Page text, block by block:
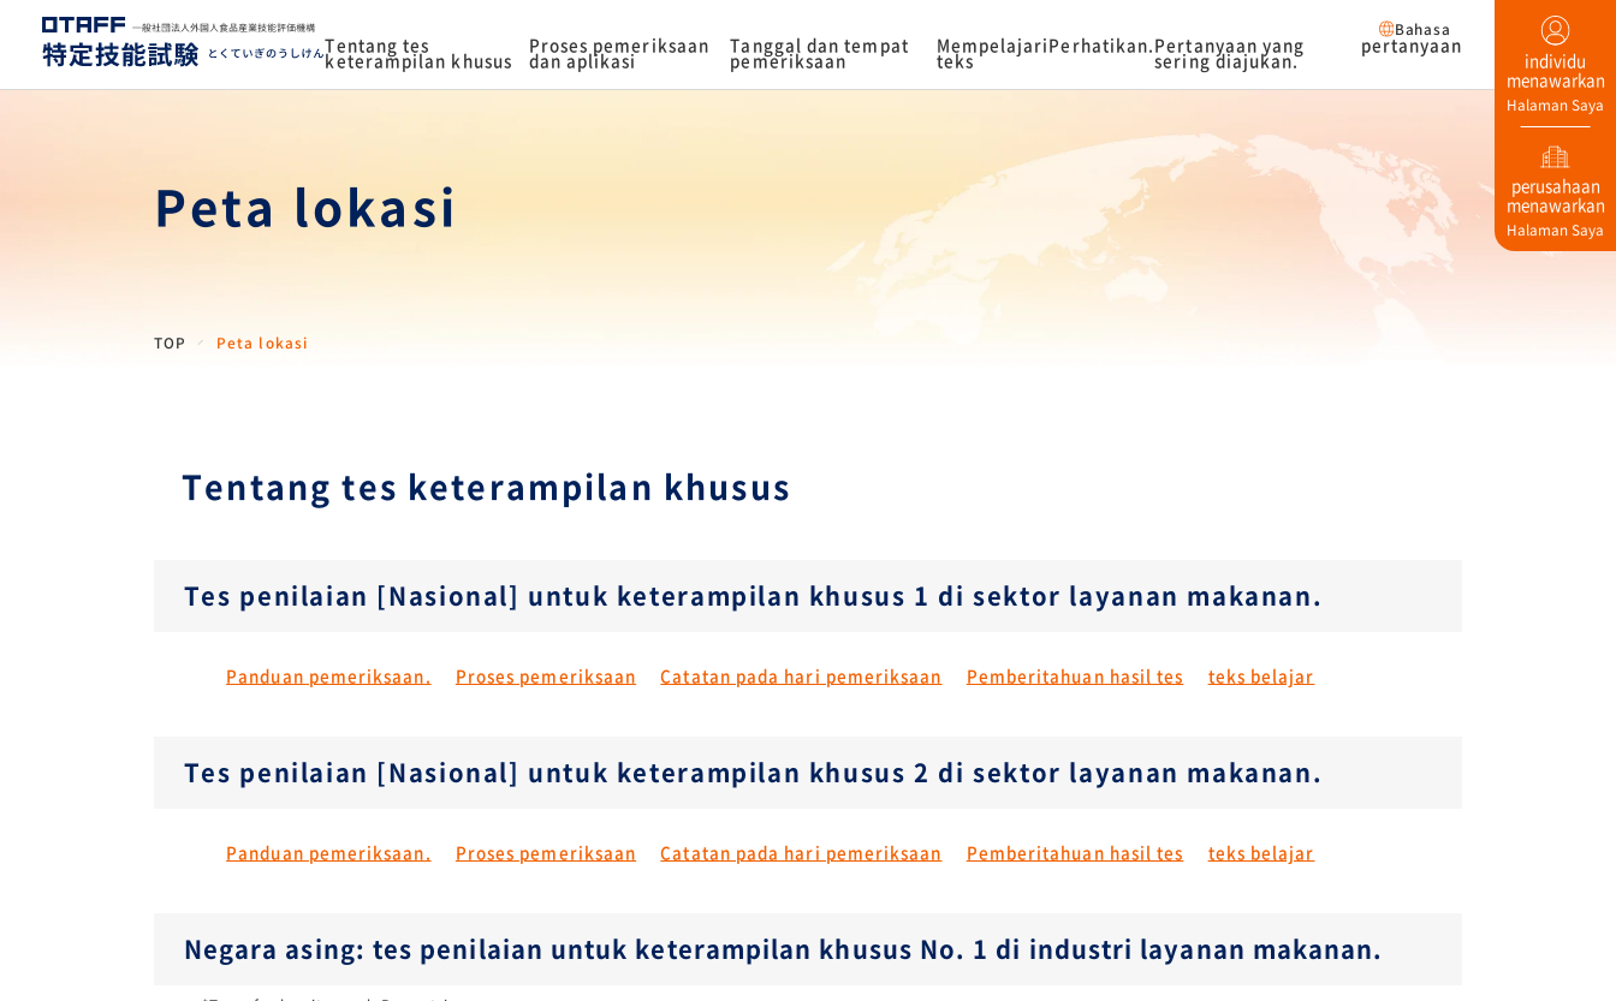
Bahasa
Tentang tes
keterampilan khusus
Proses pemeriksaan
dan aplikasi
Tanggal dan tempat
pemeriksaan
Mempelajari
teks
Perhatikan.Pertanyaan yang
sering diajukan.
pertanyaan
individu
menawarkan
Halaman Saya
perusahaan
menawarkan
Halaman Saya
Peta lokasi
TOP Peta lokasi
Tentang tes keterampilan khusus
Tes penilaian [Nasional] untuk keterampilan khusus 1 di sektor layanan makanan.
Panduan pemeriksaan. Proses pemeriksaan Catatan pada hari pemeriksaan Pemberitahuan hasil tes teks belajar
Tes penilaian [Nasional] untuk keterampilan khusus 2 di sektor layanan makanan.
Panduan pemeriksaan. Proses pemeriksaan Catatan pada hari pemeriksaan Pemberitahuan hasil tes teks belajar
Negara asing: tes penilaian untuk keterampilan khusus No. 1 di industri layanan makanan.